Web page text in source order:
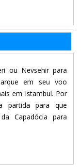
ou Nevsehir para
em seu voo
em Istambul. Por
partida para que
Capadócia para